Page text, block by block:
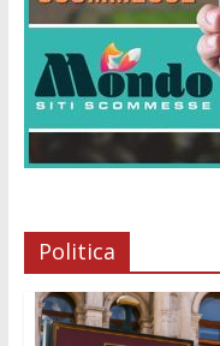
Politica